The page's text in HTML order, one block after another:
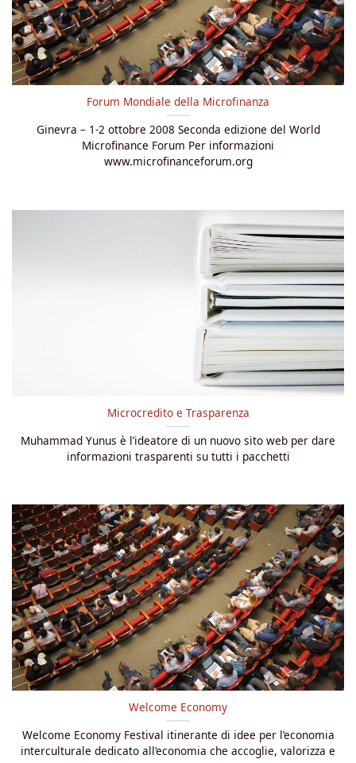
Forum Mondiale della Microfinanza
Ginevra – 1-2 ottobre 2008 Seconda edizione del World
Microfinance Forum Per informazioni
www.microfinanceforum.org
Microcredito e Trasparenza
Muhammad Yunus è l’ideatore di un nuovo sito web per dare
informazioni trasparenti su tutti i pacchetti
Welcome Economy
Welcome Economy Festival itinerante di idee per l’economia
interculturale dedicato all’economia che accoglie, valorizza e